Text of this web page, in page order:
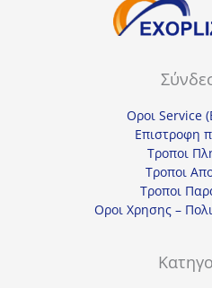
Οροι Service
Επιστροφη
Τροποι
Τροποι
Τροποι
Οροι Χρησης –